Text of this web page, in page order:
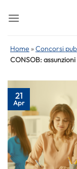
Home »Concorsi
CONSOB:
21
Apr